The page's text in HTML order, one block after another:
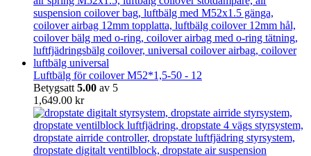
Luftbälg för coilover M52*1,5-50 - 12
Betygsatt 5.00 av 5
1,649.00 kr